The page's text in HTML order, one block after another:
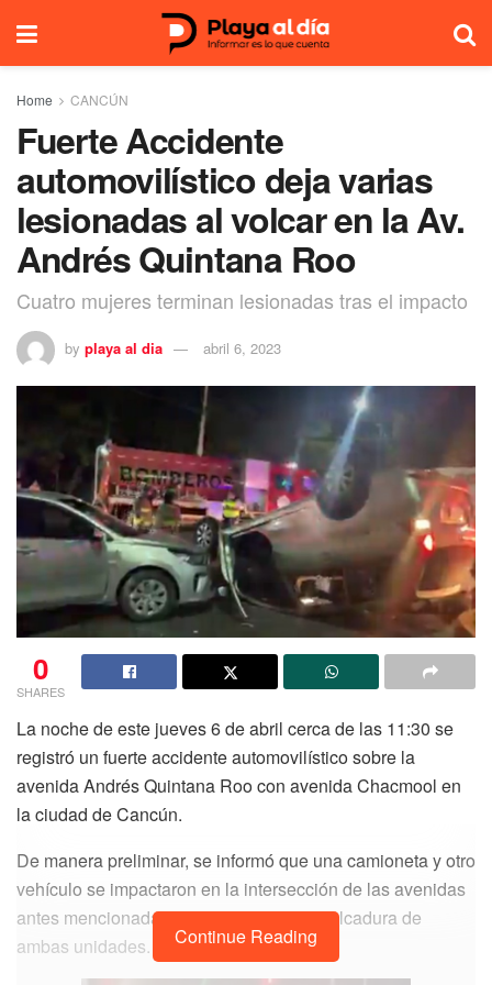
Home CANCÚN
Fuerte Accidente
automovilístico deja varias
lesionadas al volcar en la Av.
Andrés Quintana Roo
Cuatro mujeres terminan lesionadas tras el impacto
by playa al dia abril 6, 2023
0
SHARES
La noche de este jueves 6 de abril cerca de las 11:30 se
registró un fuerte accidente automovilístico sobre la
avenida Andrés Quintana Roo con avenida Chacmool en
la ciudad de Cancún.
De manera preliminar, se informó que una camioneta y otro
vehículo se impactaron en la intersección de las avenidas
antes mencionadas, ocasionándose la vulcadura de
ambas unidades.
Continue Reading